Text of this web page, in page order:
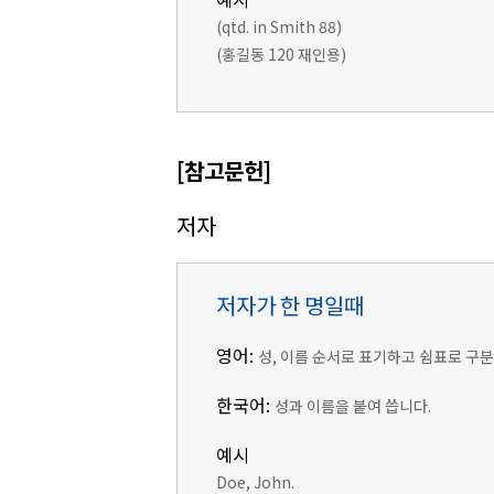
(qtd. in Smith 88)
(홍길동 120 재인용)
[참고문헌]
저자
저자가 한 명일때
영어: 성, 이름 순서로 표기하고 쉼표로 구
한국어: 성과 이름을 붙여 씁니다.
예시
Doe, John.